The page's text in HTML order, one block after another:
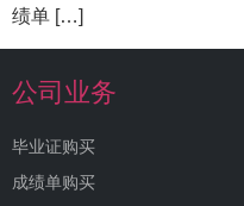
绩单 […]
公司业务
毕业证购买
成绩单购买